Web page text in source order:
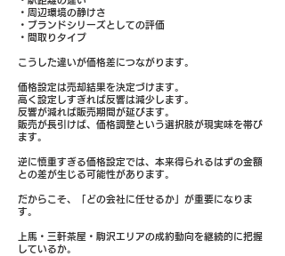
・周辺環境の静けさ
・ブランドシリーズとしての評価
・間取りタイプ
こうした違いが価格差につながります。
価格設定は売却結果を決定づけます。
高く設定しすぎれば反響は減少します。
反響が減れば販売期間が延びます。
販売が長引けば、価格調整という選択肢が現実味を帯び
ます。
逆に慎重すぎる価格設定では、本来得られるはずの金額
との差が生じる可能性があります。
だからこそ、「どの会社に任せるか」が重要になりま
す。
上馬・三軒茶屋・駒沢エリアの成約動向を継続的に把握
しているか。